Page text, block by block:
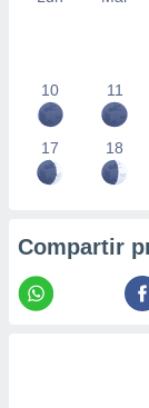
10 11
17 18
Compartir